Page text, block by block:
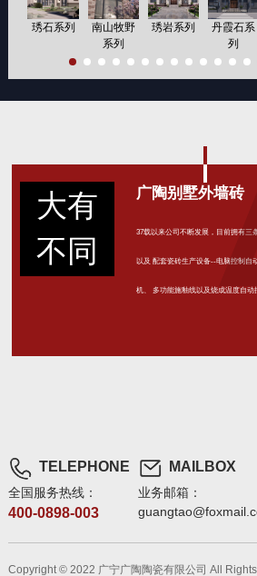
琇石系列
南山牧野
系列
琇岩系列
丹霞石系
列
大有
不同
广陶别墅外墙砖
37载以来公司不断发展，目前拥有三
以及 配套瓷砖生产设备--电脑控制自
机、 多功能施釉线以及烧成温度自动
TELEPHONE
全国服务热线：
400-0898-003
MAILBOX
业务邮箱：
Copyright © 2022 广宁广陶陶瓷有限公司 All